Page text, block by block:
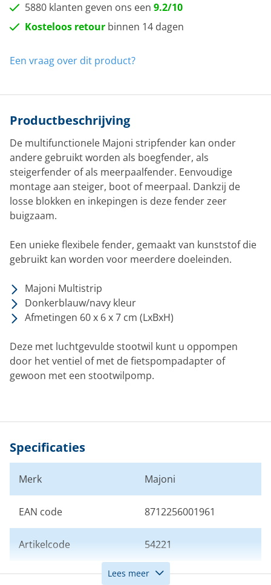
5880 klanten geven ons een 9.2/10
Kosteloos retour binnen 14 dagen
Een vraag over dit product?
Productbeschrijving
De multifunctionele Majoni stripfender kan onder
andere gebruikt worden als boegfender, als
steigerfender of als meerpaalfender. Eenvoudige
montage aan steiger, boot of meerpaal. Dankzij de
losse blokken en inkepingen is deze fender zeer
buigzaam.
Een unieke flexibele fender, gemaakt van kunststof die
gebruikt kan worden voor meerdere doeleinden.
Majoni Multistrip
Donkerblauw/navy kleur
Afmetingen 60 x 6 x 7 cm (LxBxH)
Deze met luchtgevulde stootwil kunt u oppompen
door het ventiel of met de fietspompadapter of
gewoon met een stootwilpomp.
Specificaties
Merk Majoni
EAN code 8712256001961
Artikelcode 54221
Kleur Navy
Lees meer